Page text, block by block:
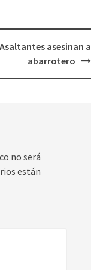
Asaltantes asesinan a
abarrotero
no será
están